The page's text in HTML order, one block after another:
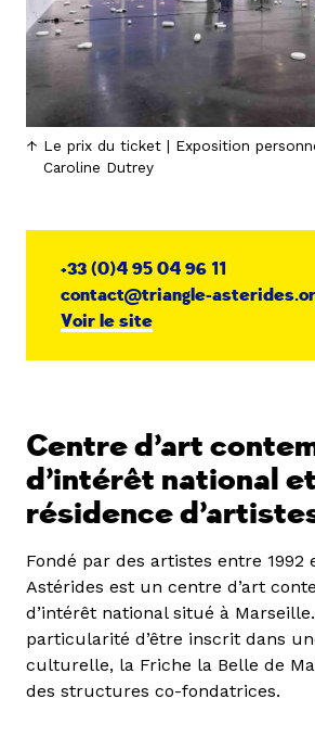
Le prix du ticket | Exposition
Caroline Dutrey
+33 (0)4 95 04 96 11
contact@triangle-
Voir le site
Centre d’art
d’intérêt national et
résidence
Fondé par des artistes entre 1992
Astérides est un centre d’art
d’intérêt national situé à
particularité d’être inscrit dans
culturelle, la Friche la Belle de
des structures co-fondatrices.